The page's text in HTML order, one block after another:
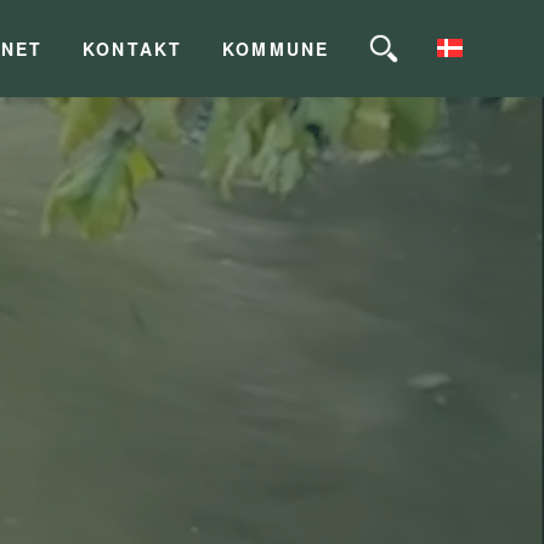
KONTAKT KOMMUNE